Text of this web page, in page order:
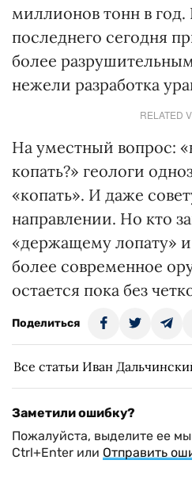
миллионов тонн в
последнего сегодня
более
нежели разработка
RELATED
На уместный вопрос:
копать?» геологи
«копать». И даже
направлении. Но кто
«держащему лопату»
более современное
остается пока без
Поделиться
Все статьи Иван
Заметили ошибку?
Пожалуйста, выделите ее
Ctrl+Enter или Отправить